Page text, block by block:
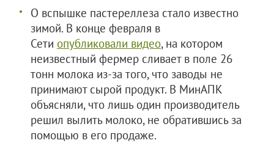
О вспышке пастереллеза стало известно
зимой. В конце февраля в
Сети опубликовали видео, на котором
неизвестный фермер сливает в поле 26
тонн молока из-за того, что заводы не
принимают сырой продукт. В МинАПК
объясняли, что лишь один производитель
решил вылить молоко, не обратившись за
помощью в его продаже.